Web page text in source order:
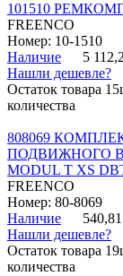
101510
FREENCO
Номер: 10-1510
Наличие
5
Нашли дешевле?
Остаток товара
количества
808069
ПОДВИЖНОГО
MODUL T XS
FREENCO
Номер: 80-8069
Наличие
Нашли дешевле?
Остаток товара
количества